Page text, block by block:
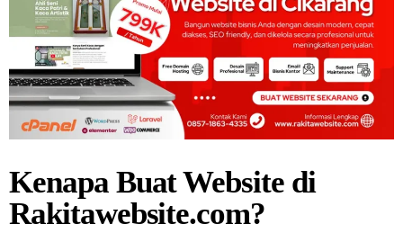
Kenapa Buat Website di
Rakitawebsite.com?